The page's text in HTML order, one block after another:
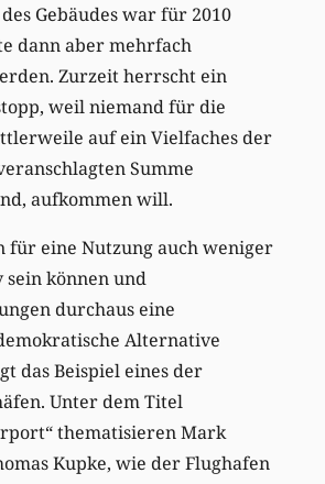
Gebäudes war für 2010
dann aber mehrfach
Zurzeit herrscht ein
weil niemand für die
auf ein Vielfaches der
Summe
aufkommen will.
für eine Nutzung auch weniger
können und
durchaus eine
Alternative
das Beispiel eines der
Unter dem Titel
thematisieren Mark
Kupke, wie der Flughafen